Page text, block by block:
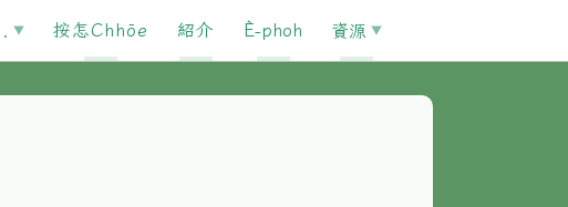
按怎Chhōe 紹介 È-phoh 資源